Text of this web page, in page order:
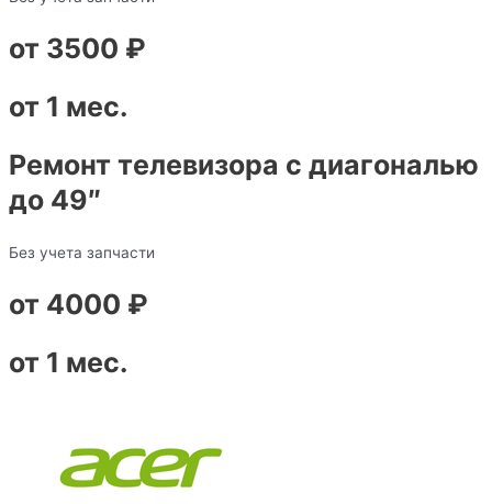
от 3500 ₽
от 1 мес.
Ремонт телевизора с диагональю
до 49″
Без учета запчасти
от 4000 ₽
от 1 мес.